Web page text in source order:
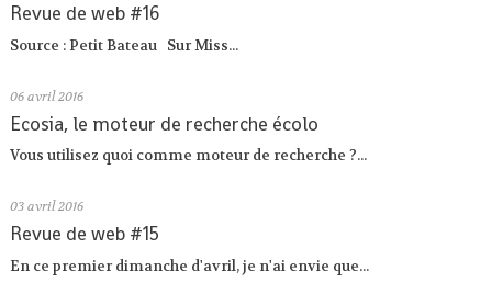
Revue de web #16
Source : Petit Bateau Sur Miss...
06 avril 2016
Ecosia, le moteur de recherche écolo
Vous utilisez quoi comme moteur de recherche ?...
03 avril 2016
Revue de web #15
En ce premier dimanche d'avril, je n'ai envie que...